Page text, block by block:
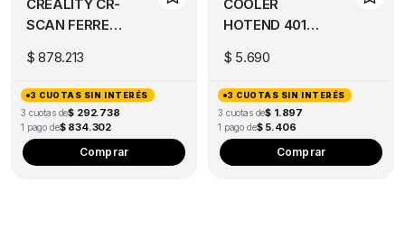
CREALITY CR-
SCAN FERRET
$ 878.213
3 CUOTAS SIN INTERÉS
3 cuotas de$ 292.738
1 pago de$ 834.302
Comprar
COOLER
HOTEND 4010
$ 5.690
3 CUOTAS SIN INTERÉS
3 cuotas de$ 1.897
1 pago de$ 5.406
Comprar